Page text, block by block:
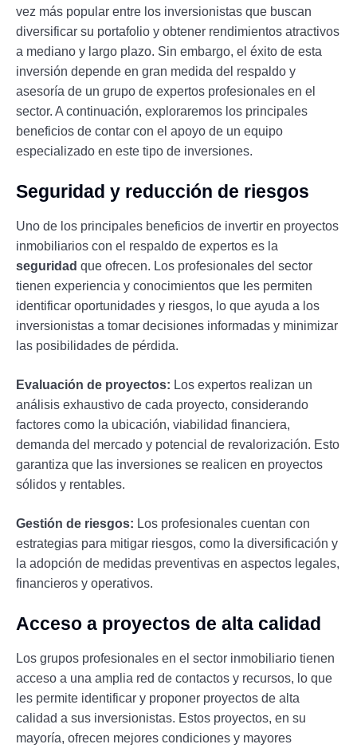
vez más popular entre los inversionistas que buscan
diversificar su portafolio y obtener rendimientos atractivos
a mediano y largo plazo. Sin embargo, el éxito de esta
inversión depende en gran medida del respaldo y
asesoría de un grupo de expertos profesionales en el
sector. A continuación, exploraremos los principales
beneficios de contar con el apoyo de un equipo
especializado en este tipo de inversiones.
Seguridad y reducción de riesgos
Uno de los principales beneficios de invertir en proyectos
inmobiliarios con el respaldo de expertos es la
seguridad que ofrecen. Los profesionales del sector
tienen experiencia y conocimientos que les permiten
identificar oportunidades y riesgos, lo que ayuda a los
inversionistas a tomar decisiones informadas y minimizar
las posibilidades de pérdida.
Evaluación de proyectos: Los expertos realizan un
análisis exhaustivo de cada proyecto, considerando
factores como la ubicación, viabilidad financiera,
demanda del mercado y potencial de revalorización. Esto
garantiza que las inversiones se realicen en proyectos
sólidos y rentables.
Gestión de riesgos: Los profesionales cuentan con
estrategias para mitigar riesgos, como la diversificación y
la adopción de medidas preventivas en aspectos legales,
financieros y operativos.
Acceso a proyectos de alta calidad
Los grupos profesionales en el sector inmobiliario tienen
acceso a una amplia red de contactos y recursos, lo que
les permite identificar y proponer proyectos de alta
calidad a sus inversionistas. Estos proyectos, en su
mayoría, ofrecen mejores condiciones y mayores